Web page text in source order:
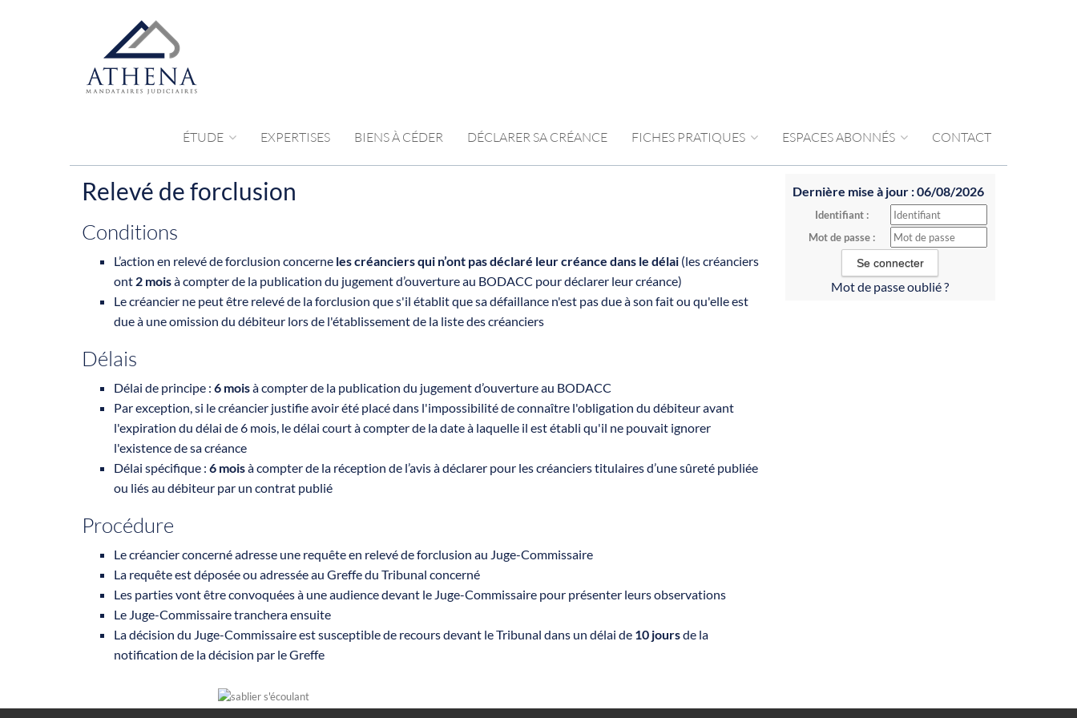
ÉTUDE EXPERTISES BIENS À CÉDER DÉCLARER SA CRÉANCE FICHES PRATIQUES ESPACES ABONNÉS CONTACT
Dernière mise à jour : 06/08/2026
Identifiant :
Mot de passe :
Mot de passe oublié ?
Relevé de forclusion
Conditions
L’action en relevé de forclusion concerne les créanciers qui n’ont pas déclaré leur créance dans le délai (les créanciers
ont 2 moisà compter de la publication du jugement d’ouverture au BODACC pour déclarer leur créance)
Le créancier ne peut être relevé de la forclusion que s'il établit que sa défaillance n'est pas due à son fait ou qu'elle est
due à une omission du débiteur lors de l'établissement de la liste des créanciers
Délais
Délai de principe : 6 moisà compter de la publication du jugement d’ouverture au BODACC
Par exception, si le créancier justifie avoir été placé dans l'impossibilité de connaître l'obligation du débiteur avant
l'expiration du délai de 6 mois, le délai court à compter de la date à laquelle il est établi qu'il ne pouvait ignorer
l'existence de sa créance
Délai spécifique : 6 moisà compter de la réception de l’avis à déclarer pour les créanciers titulaires d’une sûreté publiée
ou liés au débiteur par un contrat publié
Procédure
Le créancier concerné adresse une requête en relevé de forclusion au Juge-Commissaire
La requête est déposée ou adressée au Greffe du Tribunal concerné
Les parties vont être convoquées à une audience devant le Juge-Commissaire pour présenter leurs observations
Le Juge-Commissaire tranchera ensuite
La décision du Juge-Commissaire est susceptible de recours devant le Tribunal dans un délai de 10 joursde la
notification de la décision par le Greffe